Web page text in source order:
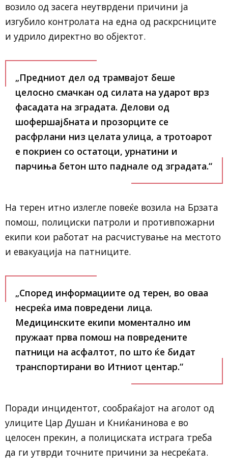
возило од засега неутврдени причини ја
изгубило контролата на една од раскрсниците
и удрило директно во објектот.
„Предниот дел од трамвајот беше
целосно смачкан од силата на ударот врз
фасадата на зградата. Делови од
шофершајбната и прозорците се
расфрлани низ целата улица, а тротоарот
е покриен со остатоци, урнатини и
парчиња бетон што паднале од зградата.“
На терен итно излегле повеќе возила на Брзата
помош, полициски патроли и противпожарни
екипи кои работат на расчистување на местото
и евакуација на патниците.
„Според информациите од терен, во оваа
несреќа има повредени лица.
Медицинските екипи моментално им
пружаат прва помош на повредените
патници на асфалтот, по што ќе бидат
транспортирани во Итниот центар.“
Поради инцидентот, сообраќајот на аголот од
улиците Цар Душан и Книќанинова е во
целосен прекин, а полициската истрага треба
да ги утврди точните причини за несреќата.